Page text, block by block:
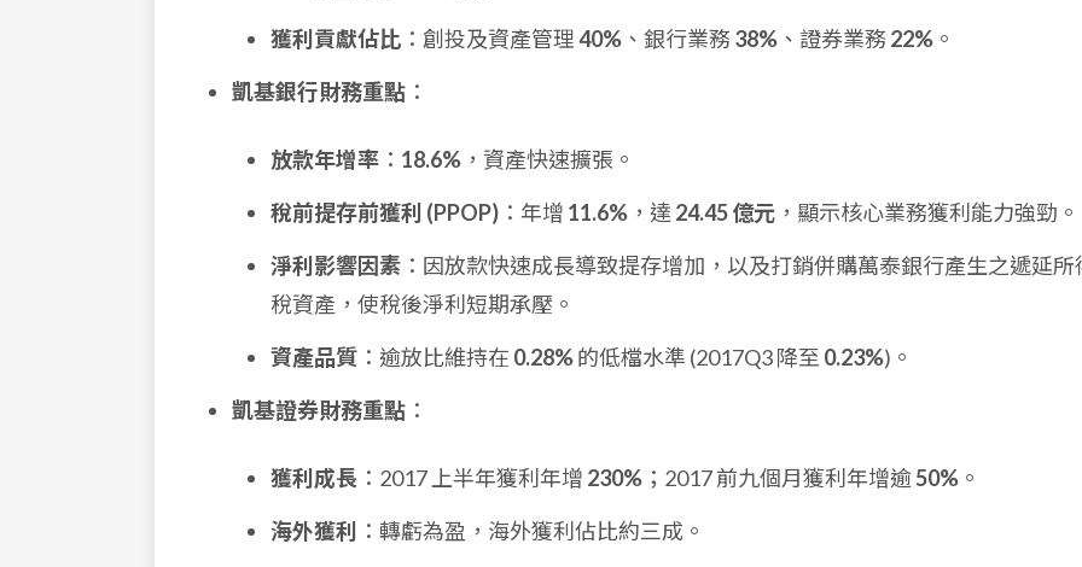
獲利貢獻佔比 ：創投及資產管理40% 、銀行業務 38% 、證券業務 22% 。
凱基銀行財務重點 ：
放款年增率 ： 18.6% ，資產快速擴張。
稅前提存前獲利 (PPOP) ：年增 11.6% ，達 24.45 億元 ，顯示核心業務獲利能力強勁。
淨利影響因素 ：因放款快速成長導致提存增加，以及打銷併購萬泰銀行產生之遞延所
稅資產，使稅後淨利短期承壓。
資產品質 ：逾放比維持在 0.28%的低檔水準 (2017Q3 降至 0.23%)。
凱基證券財務重點 ：
獲利成長 ：2017 上半年獲利年增 230% ；2017 前九個月獲利年增逾50% 。
海外獲利
：轉虧為盈，海外獲利佔比約三成。